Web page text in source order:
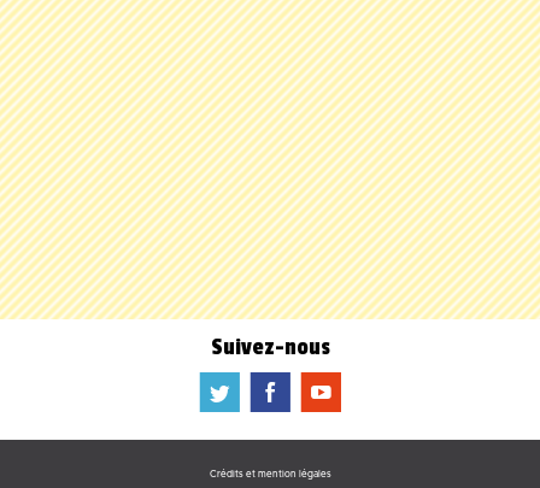
Suivez-nous
a b f
Crédits et mention légales